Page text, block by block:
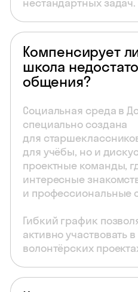
нестандартных задач.
Компенсирует
школа
общения?
Социальная среда в
специально создана
для
для учёбы, но и
проектные команды,
интересные
и профессиональные
Гибкий график
активно участвовать
волонтёрских